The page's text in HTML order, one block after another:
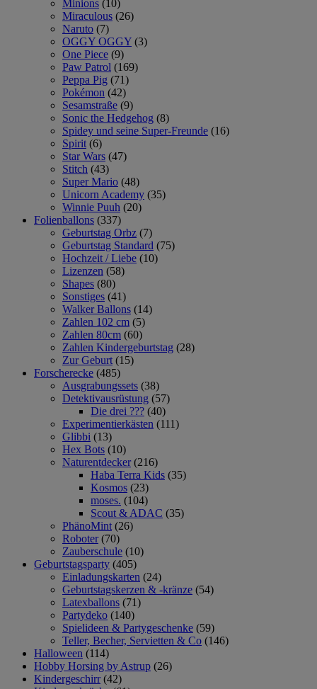
Minions (10)
Miraculous (26)
Naruto (7)
OGGY OGGY (3)
One Piece (9)
Paw Patrol (169)
Peppa Pig (71)
Pokémon (42)
Sesamstraße (9)
Sonic the Hedgehog (8)
Spidey und seine Super-Freunde (16)
Spirit (6)
Star Wars (47)
Stitch (43)
Super Mario (48)
Unicorn Academy (35)
Winnie Puuh (20)
Folienballons (337)
Geburtstag Orbz (7)
Geburtstag Standard (75)
Hochzeit / Liebe (10)
Lizenzen (58)
Shapes (80)
Sonstiges (41)
Walker Ballons (14)
Zahlen 102 cm (5)
Zahlen 80cm (60)
Zahlen Kindergeburtstag (28)
Zur Geburt (15)
Forscherecke (485)
Ausgrabungssets (38)
Detektivausrüstung (57)
Die drei ??? (40)
Experimentierkästen (111)
Glibbi (13)
Hex Bots (10)
Naturentdecker (216)
Haba Terra Kids (35)
Kosmos (23)
moses. (104)
Scout & ADAC (35)
PhänoMint (26)
Roboter (70)
Zauberschule (10)
Geburtstagsparty (405)
Einladungskarten (24)
Geburtstagskerzen & -kränze (54)
Latexballons (71)
Partydeko (140)
Spielideen & Partygeschenke (59)
Teller, Becher, Servietten & Co (146)
Halloween (114)
Hobby Horsing by Astrup (26)
Kindergeschirr (42)